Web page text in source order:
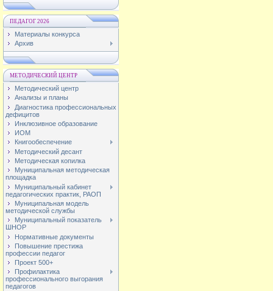
ПЕДАГОГ 2026
Материалы конкурса
Архив
МЕТОДИЧЕСКИЙ ЦЕНТР
Методический центр
Анализы и планы
Диагностика профессиональных
дефицитов
Инклюзивное образование
ИОМ
Книгообеспечение
Методический десант
Методическая копилка
Муниципальная методическая
площадка
Муниципальный кабинет
педагогических практик, РАОП
Муниципальная модель
методической службы
Муниципальный показатель
ШНОР
Нормативные документы
Повышение престижа
профессии педагог
Проект 500+
Профилактика
профессионального выгорания
педагогов